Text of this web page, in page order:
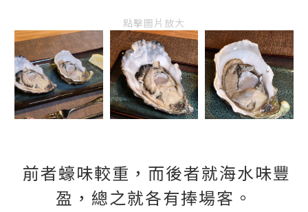
點擊圖片放大
前者蠔味較重，而後者就海水味豐
盈，總之就各有捧場客。